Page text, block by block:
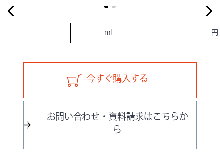
ml 円
今すぐ購入する
お問い合わせ・資料請求はこちらか
ら